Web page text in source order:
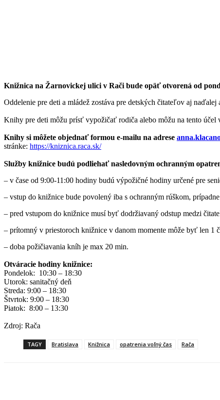
Knižnica na Žarnovickej ulici v Rači bude opäť otvorená od
Oddelenie pre deti a mládež zostáva pre detských čitateľov aj naďalej
Knihy pre deti môžu prísť vypožičať rodiča alebo môžu na tento
Knihy si môžete objednať formou e-mailu na adrese
stránke: https://kniznica.raca.sk/
Služby knižnice budú podliehať nasledovným ochranným
– v čase od 9:00-11:00 hodiny budú výpožičné hodiny určené pre
– vstup do knižnice bude povolený iba s ochranným rúškom,
– pred vstupom do knižnice musí byť dodržiavaný odstup medzi
– prítomný v priestoroch knižnice v danom momente môže byť len 1
– doba požičiavania kníh je max 20 min.
Otváracie hodiny knižnice:
Pondelok: 10:30 – 18:30
Utorok: sanitačný deň
Streda: 9:00 – 18:30
Štvrtok: 9:00 – 18:30
Piatok: 8:00 – 13:30
Zdroj: Rača
TAGY Bratislava Knižnica opatrenia voľný čas Rača